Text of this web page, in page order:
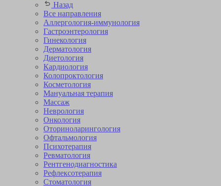
Назад
Все направления
Аллергология-иммунология
Гастроэнтерология
Гинекология
Дерматология
Диетология
Кардиология
Коло­проктология
Косметология
Мануальная терапия
Массаж
Неврология
Онкология
Оторино­ларингология
Офтальмология
Психотерапия
Ревматология
Рентгенодиагностика
Рефлексотерапия
Стоматология